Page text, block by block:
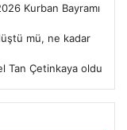
Kurban Bayramı
mü, ne kadar
Tan Çetinkaya oldu